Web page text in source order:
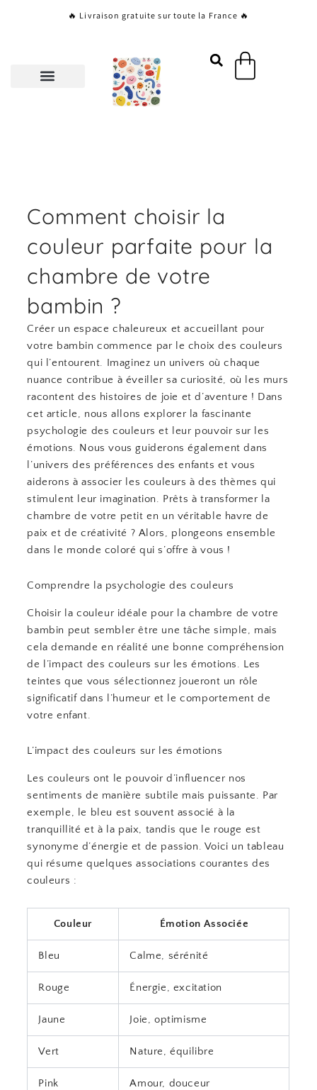
🔥 Livraison gratuite sur toute la France 🔥
Panier
Comment choisir la
couleur parfaite pour la
chambre de votre
bambin ?
Créer un espace chaleureux et accueillant pour
votre bambin commence par le choix des couleurs
qui l’entourent. Imaginez un univers où chaque
nuance contribue à éveiller sa curiosité, où les murs
racontent des histoires de joie et d’aventure ! Dans
cet article, nous allons explorer la fascinante
psychologie des couleurs et leur pouvoir sur les
émotions. Nous vous guiderons également dans
l’univers des préférences des enfants et vous
aiderons à associer les couleurs à des thèmes qui
stimulent leur imagination. Prêts à transformer la
chambre de votre petit en un véritable havre de
paix et de créativité ? Alors, plongeons ensemble
dans le monde coloré qui s’offre à vous !
Comprendre la psychologie des couleurs
Choisir la couleur idéale pour la chambre de votre
bambin peut sembler être une tâche simple, mais
cela demande en réalité une bonne compréhension
de l’impact des couleurs sur les émotions. Les
teintes que vous sélectionnez joueront un rôle
significatif dans l’humeur et le comportement de
votre enfant.
L’impact des couleurs sur les émotions
Les couleurs ont le pouvoir d’influencer nos
sentiments de manière subtile mais puissante. Par
exemple, le bleu est souvent associé à la
tranquillité et à la paix, tandis que le rouge est
synonyme d’énergie et de passion. Voici un tableau
qui résume quelques associations courantes des
couleurs :
Couleur Émotion Associée
Bleu Calme, sérénité
Rouge Énergie, excitation
Jaune Joie, optimisme
Vert Nature, équilibre
Pink Amour, douceur